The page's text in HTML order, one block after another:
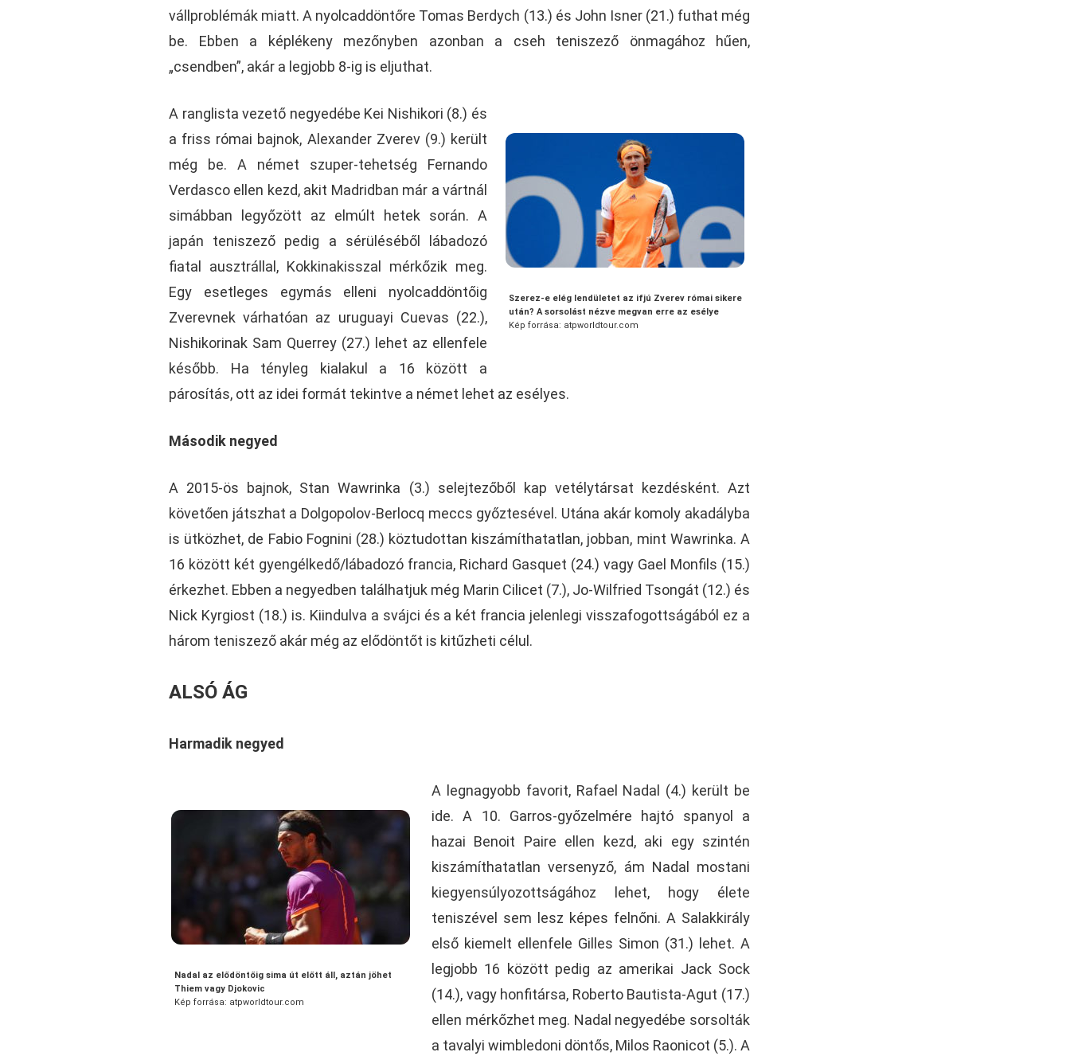
vállproblémák miatt. A nyolcaddöntőre Tomas Berdych (13.) és John Isner (21.) futhat még
be. Ebben a képlékeny mezőnyben azonban a cseh teniszező önmagához hűen,
„csendben”, akár a legjobb 8-ig is eljuthat.
Szerez-e elég lendületet az ifjú Zverev római sikere
után? A sorsolást nézve megvan erre az esélye
Kép forrása: atpworldtour.com
A ranglista vezető negyedébe Kei Nishikori (8.) és
a friss római bajnok, Alexander Zverev (9.) került
még be. A német szuper-tehetség Fernando
Verdasco ellen kezd, akit Madridban már a vártnál
simábban legyőzött az elmúlt hetek során. A
japán teniszező pedig a sérüléséből lábadozó
fiatal ausztrállal, Kokkinakisszal mérkőzik meg.
Egy esetleges egymás elleni nyolcaddöntőig
Zverevnek várhatóan az uruguayi Cuevas (22.),
Nishikorinak Sam Querrey (27.) lehet az ellenfele
később. Ha tényleg kialakul a 16 között a
párosítás, ott az idei formát tekintve a német lehet az esélyes.
Második negyed
A 2015-ös bajnok, Stan Wawrinka (3.) selejtezőből kap vetélytársat kezdésként. Azt
követően játszhat a Dolgopolov-Berlocq meccs győztesével. Utána akár komoly akadályba
is ütközhet, de Fabio Fognini (28.) köztudottan kiszámíthatatlan, jobban, mint Wawrinka. A
16 között két gyengélkedő/lábadozó francia, Richard Gasquet (24.) vagy Gael Monfils (15.)
érkezhet. Ebben a negyedben találhatjuk még Marin Cilicet (7.), Jo-Wilfried Tsongát (12.) és
Nick Kyrgiost (18.) is. Kiindulva a svájci és a két francia jelenlegi visszafogottságából ez a
három teniszező akár még az elődöntőt is kitűzheti célul.
ALSÓ ÁG
Harmadik negyed
Nadal az elődöntőig sima út előtt áll, aztán jöhet
Thiem vagy Djokovic
Kép forrása: atpworldtour.com
A legnagyobb favorit, Rafael Nadal (4.) került be
ide. A 10. Garros-győzelmére hajtó spanyol a
hazai Benoit Paire ellen kezd, aki egy szintén
kiszámíthatatlan versenyző, ám Nadal mostani
kiegyensúlyozottságához lehet, hogy élete
teniszével sem lesz képes felnőni. A Salakkirály
első kiemelt ellenfele Gilles Simon (31.) lehet. A
legjobb 16 között pedig az amerikai Jack Sock
(14.), vagy honfitársa, Roberto Bautista-Agut (17.)
ellen mérkőzhet meg. Nadal negyedébe sorsolták
a tavalyi wimbledoni döntős, Milos Raonicot (5.). A